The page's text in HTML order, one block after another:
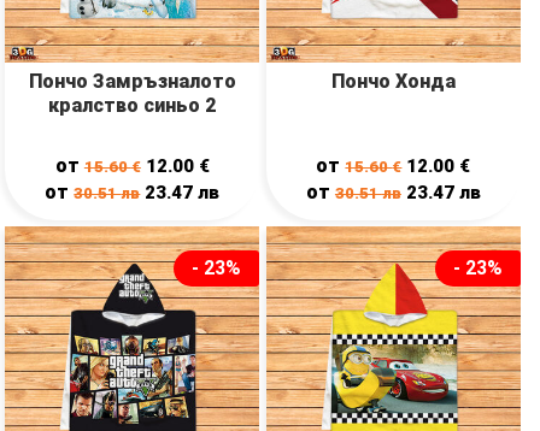
Пончо Замръзналото
кралство синьо 2
от15.60€ 12.00 €
от30.51лв 23.47лв
Пончо Хонда
от15.60€ 12.00 €
от 30.51лв 23.47 лв
- 23% - 23%